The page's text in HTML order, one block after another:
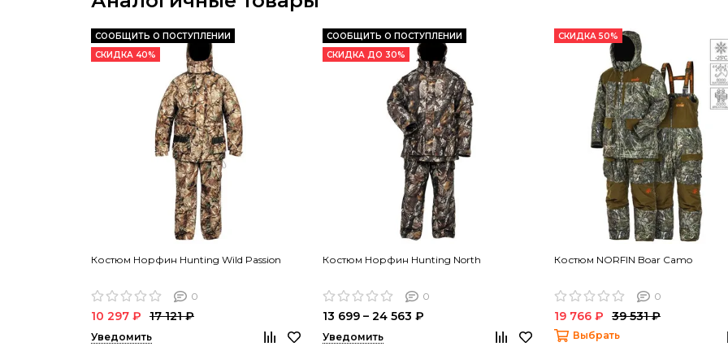
СООБЩИТЬ О ПОСТУПЛЕНИИ
СКИДКА 40%
Костюм Норфин Hunting Wild Passion
0
10 297 ₽ 17 121 ₽
Уведомить
СООБЩИТЬ О ПОСТУПЛЕНИИ
СКИДКА ДО 30%
Костюм Норфин Hunting North
0
13 699 – 24 563 ₽
Уведомить
СКИДКА 50%
Костюм NORFIN Boar Camo
0
19 766 ₽ 39 531 ₽
Выбрать